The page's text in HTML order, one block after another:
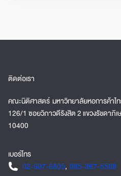
ติดต่อเรา
คณะนิติศาสตร์ มหาวิทยาลัยหอการค้าไ
126/1 ซอยวิภาวดีรังสิต 2 แขวงรัชดาภิ
10400
เบอร์โทร
02-697-6805, 095-367-5508